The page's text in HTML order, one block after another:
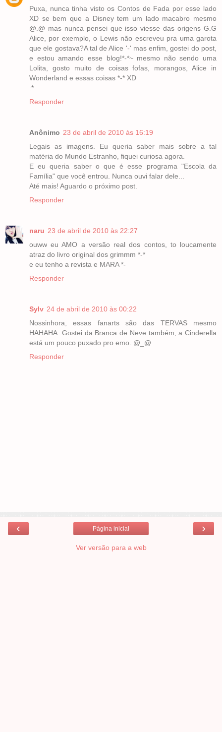
Puxa, nunca tinha visto os Contos de Fada por esse lado
XD se bem que a Disney tem um lado macabro mesmo
@.@ mas nunca pensei que isso viesse das origens G.G
Alice, por exemplo, o Lewis não escreveu pra uma garota
que ele gostava?A tal de Alice '-' mas enfim, gostei do post,
e estou amando esse blog!*-*~ mesmo não sendo uma
Lolita, gosto muito de coisas fofas, morangos, Alice in
Wonderland e essas coisas *-* XD
:*
Responder
Anônimo 23 de abril de 2010 às 16:19
Legais as imagens. Eu queria saber mais sobre a tal
matéria do Mundo Estranho, fiquei curiosa agora.
E eu queria saber o que é esse programa "Escola da
Família" que você entrou. Nunca ouvi falar dele...
Até mais! Aguardo o próximo post.
Responder
naru 23 de abril de 2010 às 22:27
ouww eu AMO a versão real dos contos, to loucamente
atraz do livro original dos grimmm *-*
e eu tenho a revista e MARA *-
Responder
Sylv 24 de abril de 2010 às 00:22
Nossinhora, essas fanarts são das TERVAS mesmo
HAHAHA. Gostei da Branca de Neve também, a Cinderella
está um pouco puxado pro emo. @_@
Responder
‹ ›
Página inicial
Ver versão para a web